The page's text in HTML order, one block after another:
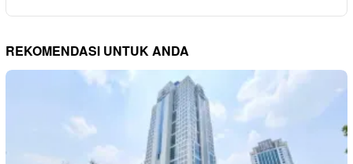
REKOMENDASI UNTUK ANDA